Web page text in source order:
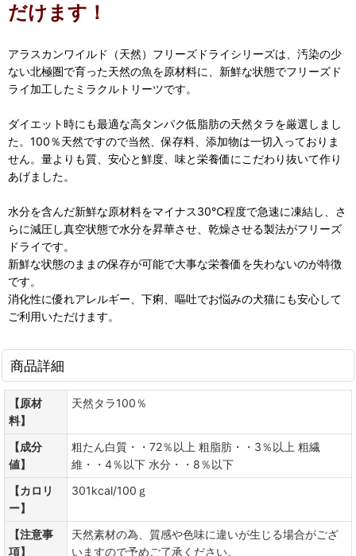
だけます！
アラスカンワイルド（天然）フリーズドライシリーズは、汚染の少
ない北極圏で育った天然の魚を原材料に、新鮮な状態でフリーズド
ライ加工したミラクルトリーツです。
ダイエット時にも最適な高タンパク低脂肪の天然タラを厳選しまし
た。100％天然ですので当然、保存料、添加物は一切入っておりま
せん。量よりも質、安心と鮮度、味と栄養価にこだわり抜いて作り
あげました。
水分を含んだ新鮮な原材料をマイナス30℃程度で急速に凍結し、さ
らに減圧し真空状態で水分を昇華させ、乾燥させる製法がフリーズ
ドライです。
新鮮な状態のままの保存が可能で大事な栄養価を失わないのが特徴
です。
消化性に優れアレルギー、下痢、嘔吐でお悩みの犬猫にも安心して
ご利用いただけます。
商品詳細
【原材
料】
天然タラ100％
【成分
値】
粗たん白質・・72％以上 粗脂肪・・3％以上 粗繊
維・・4％以下 水分・・8％以下
【カロリ
ー】
301kcal/100ｇ
【注意事
項】
天然素材の為、質感や色味に違いが生じる場合がござ
いますので予めご了承ください。